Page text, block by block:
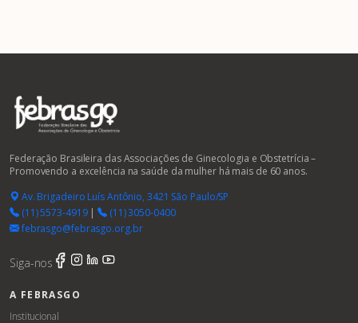
Federação Brasileira das Associações de Ginecologia e Obstetrícia –
Promovendo a excelência na saúde da mulher há mais de 60 anos.
Av. Brigadeiro Luís Antônio, 3421 São Paulo/SP
(11) 5573-4919|
(11) 3050-0400
febrasgo@febrasgo.org.br
Siga-nos
A FEBRASGO
Institucional